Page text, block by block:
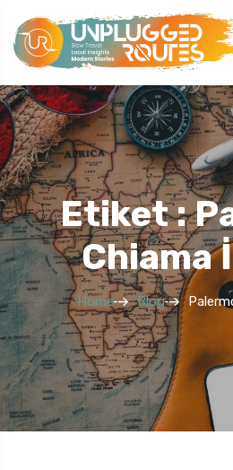
Etiket :
Chiama
Home Blog